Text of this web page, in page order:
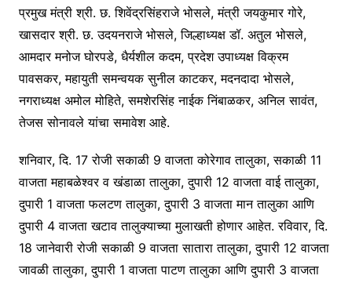
प्रमुख मंत्री श्री. छ. शिवेंद्रसिंहराजे भोसले, मंत्री जयकुमार गोरे,
खासदार श्री. छ. उदयनराजे भोसले, जिल्हाध्यक्ष डॉ. अतुल भोसले,
आमदार मनोज घोरपडे, धैर्यशील कदम, प्रदेश उपाध्यक्ष विक्रम
पावसकर, महायुती समन्वयक सुनील काटकर, मदनदादा भोसले,
नगराध्यक्ष अमोल मोहिते, समशेरसिंह नाईक निंबाळकर, अनिल सावंत,
तेजस सोनावले यांचा समावेश आहे.
शनिवार, दि. 17 रोजी सकाळी 9 वाजता कोरेगाव तालुका, सकाळी 11
वाजता महाबळेश्वर व खंडाळा तालुका, दुपारी 12 वाजता वाई तालुका,
दुपारी 1 वाजता फलटण तालुका, दुपारी 3 वाजता मान तालुका आणि
दुपारी 4 वाजता खटाव तालुक्याच्या मुलाखती होणार आहेत. रविवार, दि.
18 जानेवारी रोजी सकाळी 9 वाजता सातारा तालुका, दुपारी 12 वाजता
जावळी तालुका, दुपारी 1 वाजता पाटण तालुका आणि दुपारी 3 वाजता